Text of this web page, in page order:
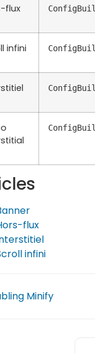
flux
infini
flux
infini
Minify